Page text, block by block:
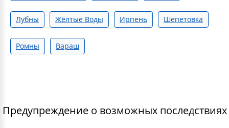
Лубны Жёлтые Воды Ирпень Шепетовка
Ромны Вараш
Предупреждение о возможных последствиях